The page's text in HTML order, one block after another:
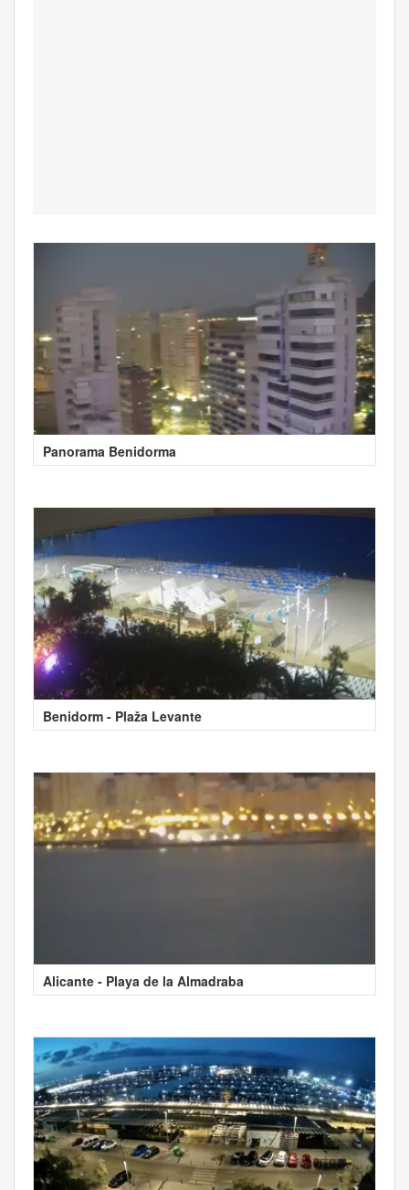
Panorama Benidorma
Benidorm - Plaža Levante
Alicante - Playa de la Almadraba